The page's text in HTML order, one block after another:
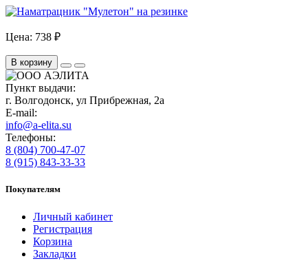
Цена: 738 ₽
В корзину
Пункт выдачи:
г. Волгодонск, ул Прибрежная, 2а
E-mail:
info@a-elita.su
Телефоны:
8 (804) 700-47-07
8 (915) 843-33-33
Покупателям
Личный кабинет
Регистрация
Корзина
Закладки